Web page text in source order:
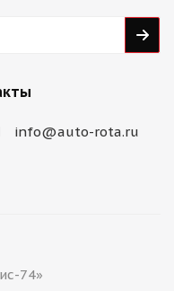
info@auto-rota.ru
74»